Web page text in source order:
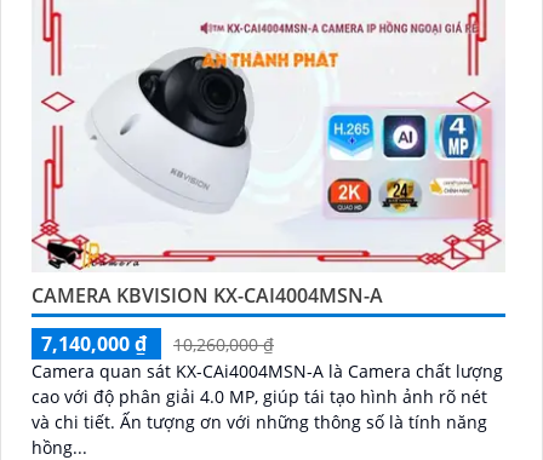
CAMERA KBVISION KX-CAI4004MSN-A
7,140,000 ₫
10,260,000 ₫
Camera quan sát KX-CAi4004MSN-A là Camera chất lượng
cao với độ phân giải 4.0 MP, giúp tái tạo hình ảnh rõ nét
và chi tiết. Ấn tượng ơn với những thông số là tính năng
hồng...